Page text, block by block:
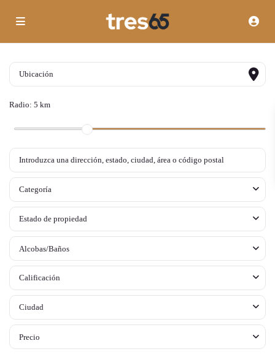
Radio: 5 km
Categoría
Estado de propiedad
Alcobas/Baños
Calificación
Ciudad
Precio